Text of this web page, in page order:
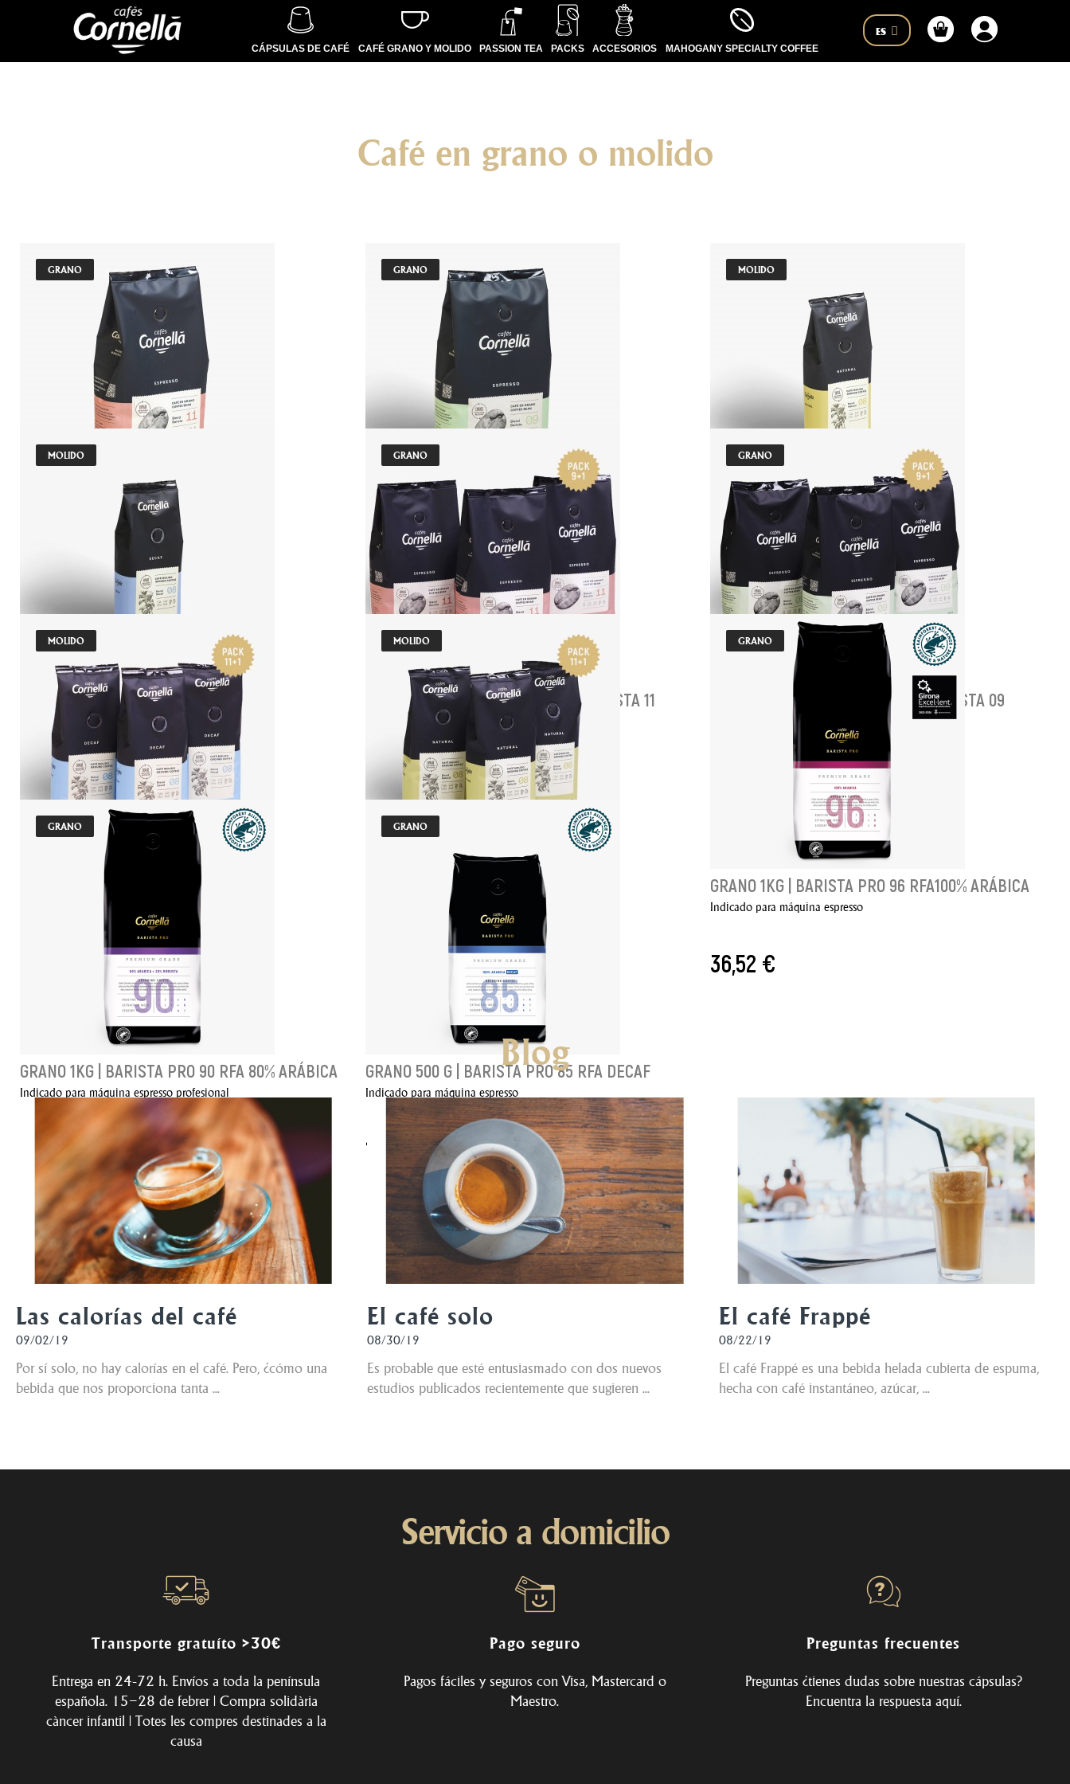
CÁPSULAS DE CAFÉ CAFÉ GRANO Y MOLIDO PASSION TEA PACKS ACCESORIOS MAHOGANY SPECIALTY COFFEE
ES
Café en grano o molido
GRANO
GRANO 500G | BLEND BARISTA 11
Indicado para máquina automática
13,20 €
AÑADIR AL CARRITO
GRANO
GRANO 500G | BLEND BARISTA 09
Indicado para máquina espresso
13,20 €
AÑADIR AL CARRITO
MOLIDO
MOLIDO 250G | NATURAL
Indicado para todo tipo de máquinas
5,15 €
AÑADIR AL CARRITO
MOLIDO
MOLIDO 250G | DECAF
Indicado para todo tipo de máquinas
5,39 €
AÑADIR AL CARRITO
GRANO
PACK 9+1 | GRANO 500G | BLEND BARISTA 11
Indicado para máquina automática
118,80 €
AÑADIR AL CARRITO
GRANO
PACK 9+1 | GRANO 500G | BLEND BARISTA 09
Indicado para máquina espresso
AÑADIR AL CARRITO
MOLIDO
PACK 11+1 | MOLIDO 250G | DECAF
Indicado para todo tipo de máquinas
AÑADIR AL CARRITO
MOLIDO
PACK 11+1 | MÒLT 250G | NATURAL
Indicado para todo tipo de máquinas.
GRANO
GRANO 1KG | BARISTA PRO 96 RFA100% ARÁBICA
Indicado para máquina espresso
36,52 €
AÑADIR AL CARRITO
GRANO
GRANO 1KG | BARISTA PRO 90 RFA 80% ARÁBICA
Indicado para máquina espresso profesional
36,52 €
AÑADIR AL CARRITO
GRANO
GRANO 500 G | BARISTA PRO 85 RFA DECAF
Indicado para máquina espresso
18,26 €
AÑADIR AL CARRITO
Blog
Las calorías del café
09/02/19
Por sí solo, no hay calorías en el café. Pero, ¿cómo una
bebida que nos proporciona tanta ...
El café solo
08/30/19
Es probable que esté entusiasmado con dos nuevos
estudios publicados recientemente que sugieren ...
El café Frappé
08/22/19
El café Frappé es una bebida helada cubierta de espuma,
hecha con café instantáneo, azúcar, ...
Servicio a domicilio
Transporte gratuíto >30€
Entrega en 24-72 h. Envíos a toda la península
española. 15–28 de febrer | Compra solidària
càncer infantil | Totes les compres destinades a la
causa
Pago seguro
Pagos fáciles y seguros con Visa, Mastercard o
Maestro.
Preguntas frecuentes
Preguntas ¿tienes dudas sobre nuestras cápsulas?
Encuentra la respuesta aquí.